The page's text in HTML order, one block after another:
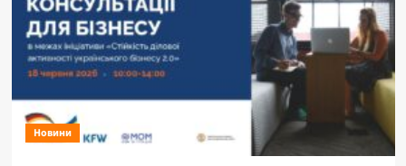
Новини